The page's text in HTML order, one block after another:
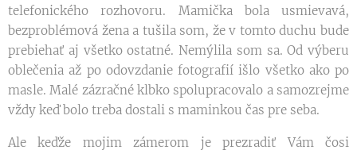
telefonického rozhovoru. Mamička bola usmievavá,
bezproblémová žena a tušila som, že v tomto duchu bude
prebiehať aj všetko ostatné. Nemýlila som sa. Od výberu
oblečenia až po odovzdanie fotografií išlo všetko ako po
masle. Malé zázračné klbko spolupracovalo a samozrejme
vždy keď bolo treba dostali s maminkou čas pre seba.
Ale keďže mojim zámerom je prezradiť Vám čosi